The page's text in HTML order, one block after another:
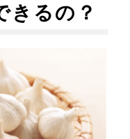
きるの？